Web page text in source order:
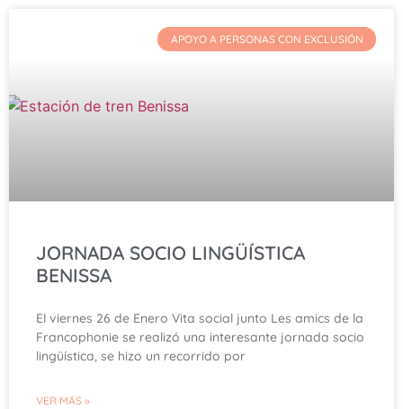
APOYO A PERSONAS CON EXCLUSIÓN
JORNADA SOCIO LINGÜÍSTICA
BENISSA
El viernes 26 de Enero Vita social junto Les amics de la
Francophonie se realizó una interesante jornada socio
lingüística, se hizo un recorrido por
VER MÁS »